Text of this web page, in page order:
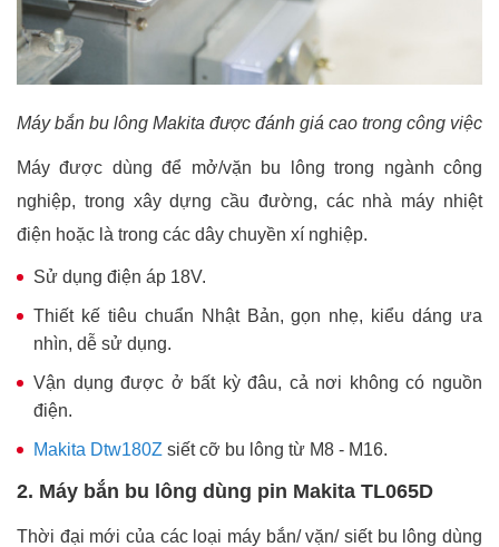
Máy bắn bu lông Makita được đánh giá cao trong công việc
Máy được dùng để mở/vặn bu lông trong ngành công
nghiệp, trong xây dựng cầu đường, các nhà máy nhiệt
điện hoặc là trong các dây chuyền xí nghiệp.
Sử dụng điện áp 18V.
Thiết kế tiêu chuẩn Nhật Bản, gọn nhẹ, kiểu dáng ưa
nhìn, dễ sử dụng.
Vận dụng được ở bất kỳ đâu, cả nơi không có nguồn
điện.
Makita Dtw180Z siết cỡ bu lông từ M8 - M16.
2. Máy bắn bu lông dùng pin Makita TL065D
Thời đại mới của các loại máy bắn/ vặn/ siết bu lông dùng